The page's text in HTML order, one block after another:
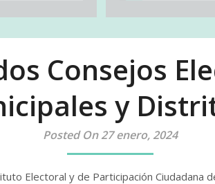
Consejos
y
Posted On 27 enero, 2024
Electoral y de Participación Ciudadana